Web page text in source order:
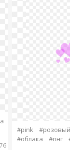
76
#pink
#розовый
#облака
#пнг